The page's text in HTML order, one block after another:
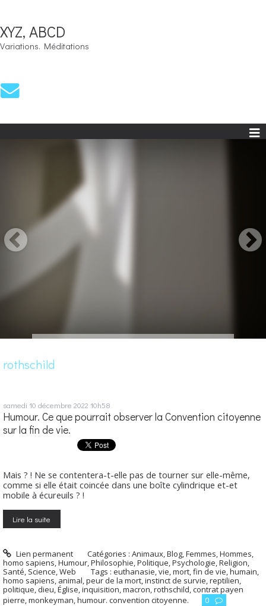
XYZ, ABCD
Variations. Méditations
rothschild
samedi 10 décembre 2022 10h58
Humour. Ce que pourrait observer la Convention citoyenne
sur la fin de vie.
Mais ? ! Ne se contentera-t-elle pas de tourner sur elle-même,
comme si elle était coincée dans une boîte cylindrique et-et
mobile à écureuils ? !
Lire la suite
Lien permanent Catégories :Animaux ,Blog ,Femmes ,Hommes,
homo sapiens Humour Philosophie Politique Psychologie Religion
Santé Science Web Tags : euthanasie vie mort, fin de vie humain
homo sapiens animal peur de la mort instinct de survie reptilien
politique dieu Église inquisition macron rothschild contrat payen
pierre monkeyman humour. convention citoyenne. 0